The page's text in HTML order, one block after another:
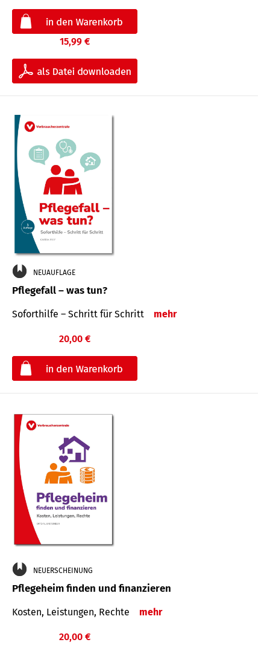
15,99 €
NEUAUFLAGE
Pflegefall – was tun?
Soforthilfe – Schritt für Schritt mehr
20,00 €
NEUERSCHEINUNG
Pflegeheim finden und finanzieren
Kosten, Leistungen, Rechte mehr
20,00 €